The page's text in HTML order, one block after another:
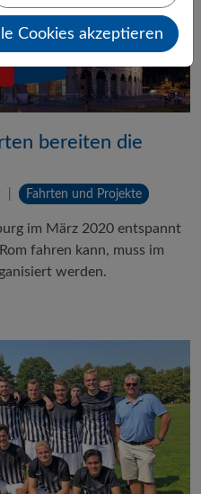
bereiten die
Fahrten und Projekte
im März 2020 entspannt
fahren kann, muss im
werden.
Cookies akzeptieren